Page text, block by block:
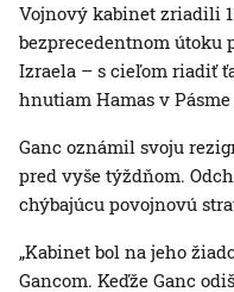
Vojnový kabinet zriadili
bezprecedentnom
Izraela – s cieľom riadiť
hnutiam Hamas v
Ganc oznámil svoju
pred vyše týždňom.
chýbajúcu povojnovú
„Kabinet bol na jeho
Gancom. Keďže Ganc